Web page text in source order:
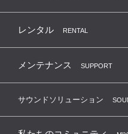
レンタル RENTAL
メンテナンス SUPPORT
サウンドソリューション